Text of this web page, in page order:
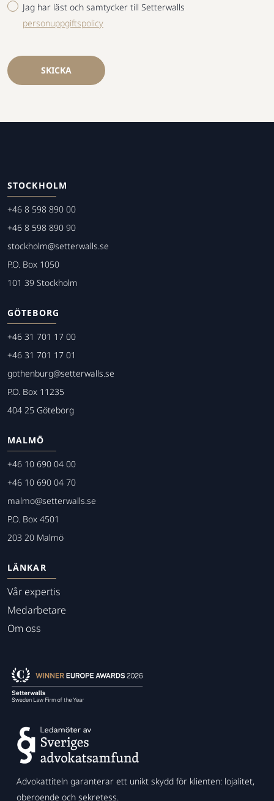
Jag har läst och samtycker till Setterwalls
personuppgiftspolicy
SKICKA
STOCKHOLM
+46 8 598 890 00
+46 8 598 890 90
stockholm@setterwalls.se
P.O. Box 1050
101 39 Stockholm
GÖTEBORG
+46 31 701 17 00
+46 31 701 17 01
gothenburg@setterwalls.se
P.O. Box 11235
404 25 Göteborg
MALMÖ
+46 10 690 04 00
+46 10 690 04 70
malmo@setterwalls.se
P.O. Box 4501
203 20 Malmö
LÄNKAR
Vår expertis
Medarbetare
Om oss
Advokattiteln garanterar ett unikt skydd för klienten: lojalitet,
oberoende och sekretess.